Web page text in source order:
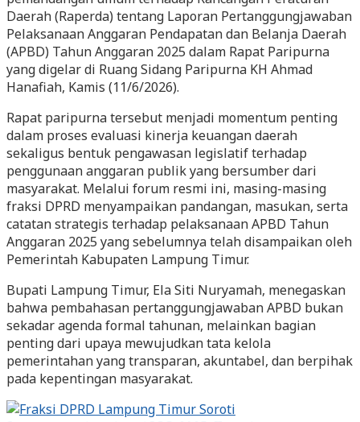
Daerah (Raperda) tentang Laporan Pertanggungjawaban
Pelaksanaan Anggaran Pendapatan dan Belanja Daerah
(APBD) Tahun Anggaran 2025 dalam Rapat Paripurna
yang digelar di Ruang Sidang Paripurna KH Ahmad
Hanafiah, Kamis (11/6/2026).
Rapat paripurna tersebut menjadi momentum penting
dalam proses evaluasi kinerja keuangan daerah
sekaligus bentuk pengawasan legislatif terhadap
penggunaan anggaran publik yang bersumber dari
masyarakat. Melalui forum resmi ini, masing-masing
fraksi DPRD menyampaikan pandangan, masukan, serta
catatan strategis terhadap pelaksanaan APBD Tahun
Anggaran 2025 yang sebelumnya telah disampaikan oleh
Pemerintah Kabupaten Lampung Timur.
Bupati Lampung Timur, Ela Siti Nuryamah, menegaskan
bahwa pembahasan pertanggungjawaban APBD bukan
sekadar agenda formal tahunan, melainkan bagian
penting dari upaya mewujudkan tata kelola
pemerintahan yang transparan, akuntabel, dan berpihak
pada kepentingan masyarakat.